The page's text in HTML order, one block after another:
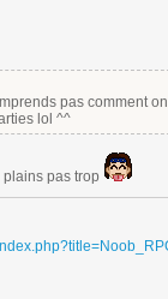
pas comment
lol ^^
pas trop